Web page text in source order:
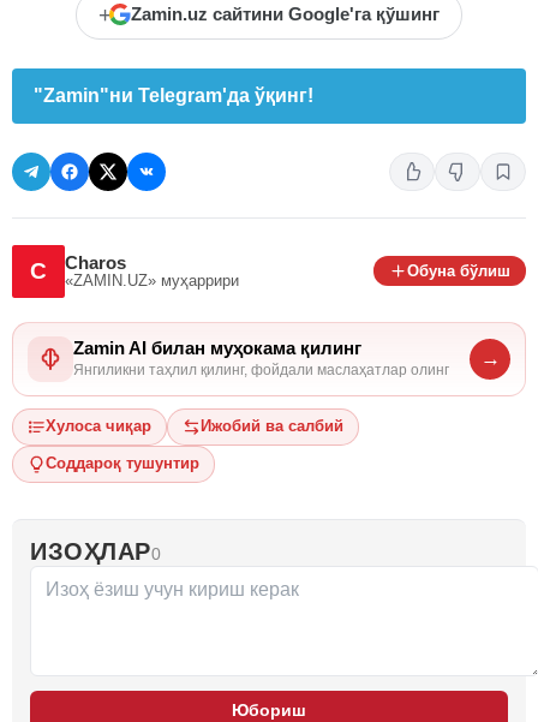
+ Zamin.uz сайтини Google'га қўшинг
"Zamin"ни Telegram'да ўқинг!
C Charos
«ZAMIN.UZ» муҳаррири
Обуна бўлиш
Zamin AI билан муҳокама қилинг
Янгиликни таҳлил қилинг, фойдали маслаҳатлар олинг
→
Хулоса чиқар Ижобий ва салбий
Соддароқ тушунтир
ИЗОҲЛАР0
Юбориш